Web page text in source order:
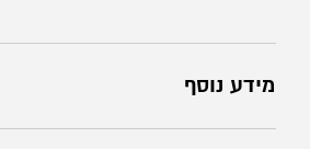
מידע נוסף